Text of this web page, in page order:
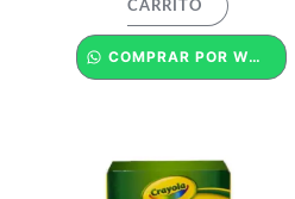
CARRITO
COMPRAR POR WHATSAPP